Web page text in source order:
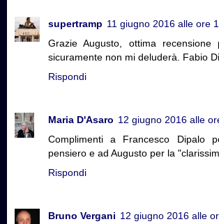
supertramp 11 giugno 2016 alle ore
Grazie Augusto, ottima
sicuramente non mi deluderà. Fabio
Rispondi
Maria D'Asaro 12 giugno 2016 alle
Complimenti a Francesco Dipalo
pensiero e ad Augusto per la
Rispondi
Bruno Vergani 12 giugno 2016 alle